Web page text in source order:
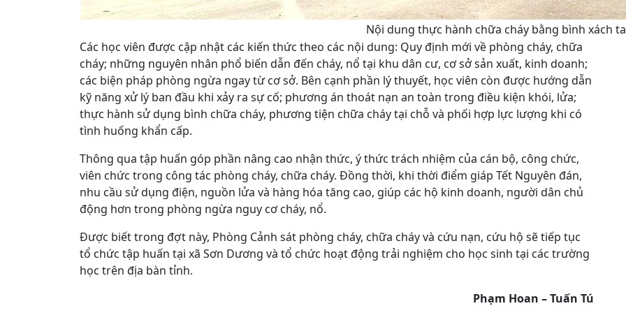
Nội dung thực hành chữa cháy bằng bình xách
Các học viên được cập nhật các kiến thức theo các nội dung: Quy định mới về phòng cháy, chữa
cháy; những nguyên nhân phổ biến dẫn đến cháy, nổ tại khu dân cư, cơ sở sản xuất, kinh doanh;
các biện pháp phòng ngừa ngay từ cơ sở. Bên cạnh phần lý thuyết, học viên còn được hướng dẫn
kỹ năng xử lý ban đầu khi xảy ra sự cố; phương án thoát nạn an toàn trong điều kiện khói, lửa;
thực hành sử dụng bình chữa cháy, phương tiện chữa cháy tại chỗ và phối hợp lực lượng khi có
tình huống khẩn cấp.
Thông qua tập huấn góp phần nâng cao nhận thức, ý thức trách nhiệm của cán bộ, công chức,
viên chức trong công tác phòng cháy, chữa cháy. Đồng thời, khi thời điểm giáp Tết Nguyên đán,
nhu cầu sử dụng điện, nguồn lửa và hàng hóa tăng cao, giúp các hộ kinh doanh, người dân chủ
động hơn trong phòng ngừa nguy cơ cháy, nổ.
Được biết trong đợt này, Phòng Cảnh sát phòng cháy, chữa cháy và cứu nạn, cứu hộ sẽ tiếp tục
tổ chức tập huấn tại xã Sơn Dương và tổ chức hoạt động trải nghiệm cho học sinh tại các trường
học trên địa bàn tỉnh.
Phạm Hoan – Tuấn Tú